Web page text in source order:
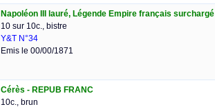
Napoléon III lauré, Légende Empire français surchargé
10 sur 10c., bistre
Y&T N°34
Emis le 00/00/1871
Cérès - REPUB FRANC
10c., brun